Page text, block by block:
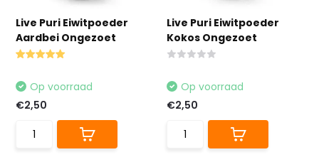
Live Puri Eiwitpoeder
Aardbei Ongezoet
Op voorraad
€2,50
Live Puri Eiwitpoeder
Kokos Ongezoet
Op voorraad
€2,50